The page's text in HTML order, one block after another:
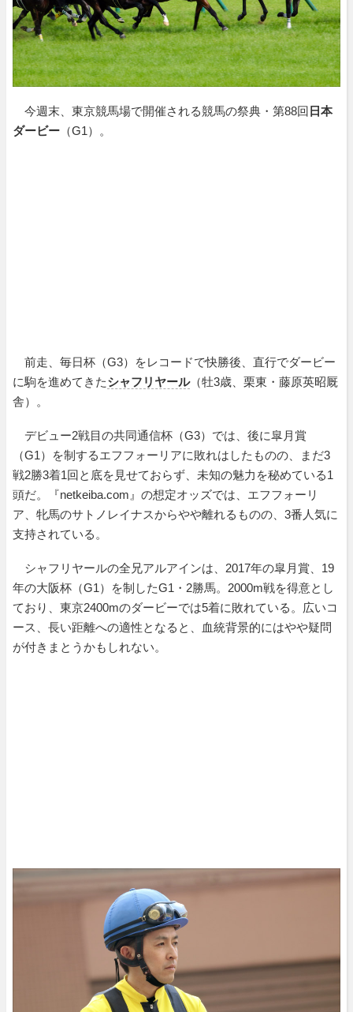
今週末、東京競馬場で開催される競馬の祭典・第88回 日本
ダービー （G1）。
前走、毎日杯（G3）をレコードで快勝後、直行でダービー
に駒を進めてきたシャフリヤール（牡3歳、栗東・藤原英昭厩
舎）。
デビュー2戦目の共同通信杯（G3）では、後に皐月賞
（G1）を制するエフフォーリアに敗れはしたものの、まだ3
戦2勝3着1回と底を見せておらず、未知の魅力を秘めている1
頭だ。『netkeiba.com』の想定オッズでは、エフフォーリ
ア、牝馬のサトノレイナスからやや離れるものの、3番人気に
支持されている。
シャフリヤールの全兄アルアインは、2017年の皐月賞、19
年の大阪杯（G1）を制したG1・2勝馬。2000m戦を得意とし
ており、東京2400mのダービーでは5着に敗れている。広いコ
ース、長い距離への適性となると、血統背景的にはやや疑問
が付きまとうかもしれない。